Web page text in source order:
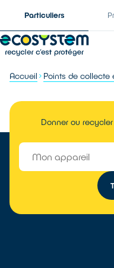
Particuliers
Accueil Points de collecte
Donner ou